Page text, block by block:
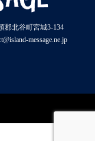
郡北谷町宮城3-134
message.ne.jp